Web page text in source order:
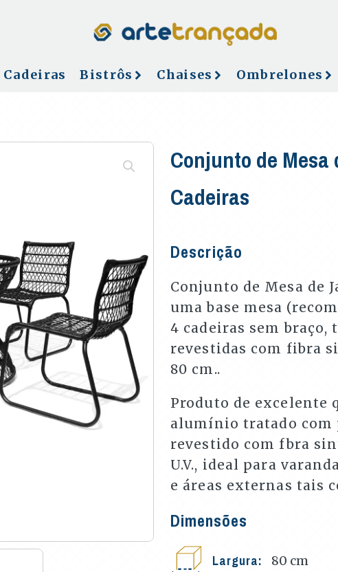
Cadeiras Bistrôs Chaises Ombrelones
Conjunto de
Cadeiras
Descrição
Conjunto de Mesa de
uma base mesa
4 cadeiras sem braço,
revestidas com fibra
80 cm..
Produto de excelente
alumínio tratado
revestido com fbra
U.V., ideal para
e áreas externas tais
Dimensões
Largura: 80 cm